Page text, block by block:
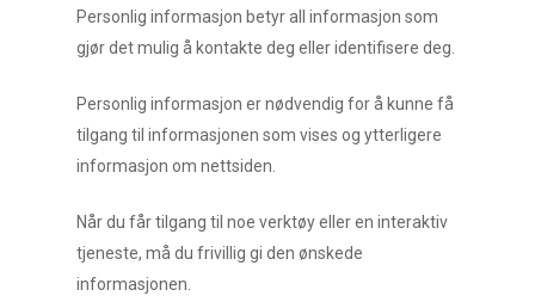
Personlig informasjon betyr all informasjon som
gjør det mulig å kontakte deg eller identifisere deg.
Personlig informasjon er nødvendig for å kunne få
tilgang til informasjonen som vises og ytterligere
informasjon om nettsiden.
Når du får tilgang til noe verktøy eller en interaktiv
tjeneste, må du frivillig gi den ønskede
informasjonen.